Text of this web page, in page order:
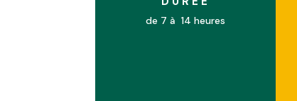
de 7 à 14 heures